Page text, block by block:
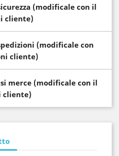
(modificale con il
cliente)
(modificale con
cliente)
merce (modificale con il
cliente)